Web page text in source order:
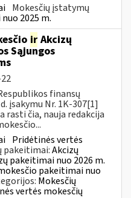
Mokesčių įstatymų
2025 m.
ir Akcizų
Sąjungos
finansų
įsakymu Nr. 1K-307[1]
rasti čia, nauja redakcija
Pridėtinės vertės
pakeitimai:Akcizų
pakeitimai nuo 2026 m.
pakeitimai nuo
Mokesčių
vertės mokesčių